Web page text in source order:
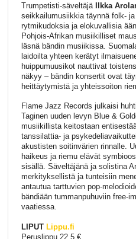
Trumpetisti-säveltäjä Ilkka
seikkailumusiikkia täynnä folk-
rytmikudoksia ja elokuvallisia
Pohjois-Afrikan musiikilliset
läsnä bändin musiikissa.
laidoilta yhteen kerätyt
huippumuusikot nauttivat
näkyy – bändin konsertit ovat
heittäytymistä ja yhteissoiton
Flame Jazz Records julkaisi
Taginen uuden levyn Blue &
musiikillista keitostaan
tanssilattia- ja
akustisten soitinvärien rinnalle.
haikeus ja riemu elävät
sisällä. Säveltäjänä ja solistina
merkityksellistä ja tunteisiin
antautua tarttuvien pop-
bändiään tummanpuhuviin free-
vaatiessa.
LIPUT Lippu.fi
Peruslippu 22,5 €